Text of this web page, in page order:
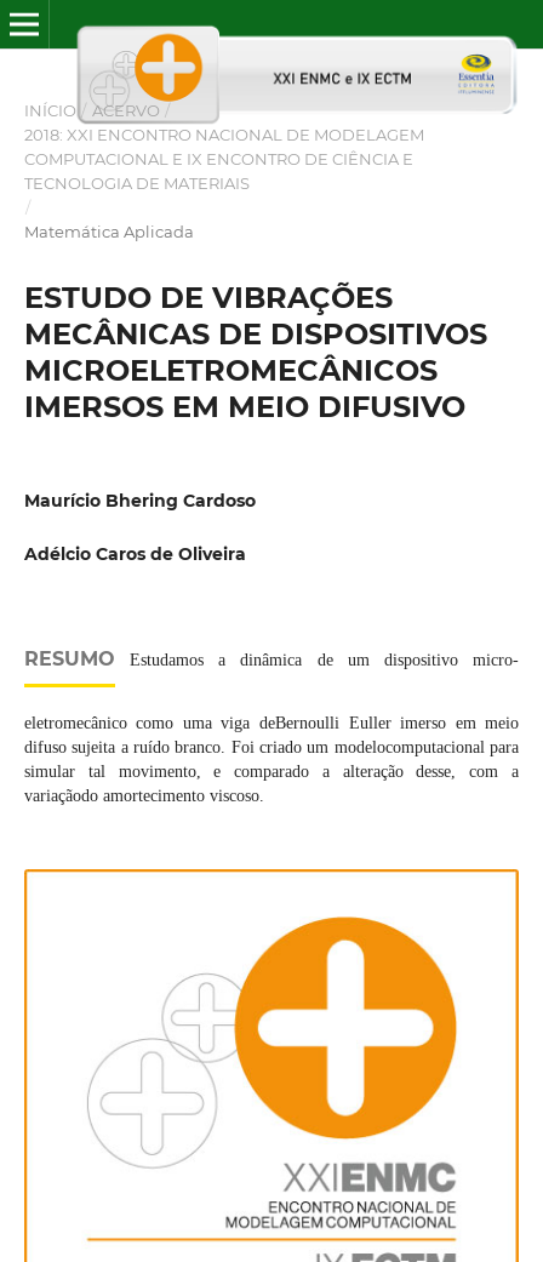
INÍCIO / ACERVO /
2018: XXI ENCONTRO NACIONAL DE MODELAGEM
COMPUTACIONAL E IX ENCONTRO DE CIÊNCIA E
TECNOLOGIA DE MATERIAIS
/
Matemática Aplicada
ESTUDO DE VIBRAÇÕES
MECÂNICAS DE DISPOSITIVOS
MICROELETROMECÂNICOS
IMERSOS EM MEIO DIFUSIVO
Maurício Bhering Cardoso
Adélcio Caros de Oliveira
RESUMO Estudamos a dinâmica de um dispositivo micro-
eletromecânico como uma viga deBernoulli Euller imerso em meio
difuso sujeita a ruído branco. Foi criado um modelocomputacional para
simular tal movimento, e comparado a alteração desse, com a
variaçãodo amortecimento viscoso.